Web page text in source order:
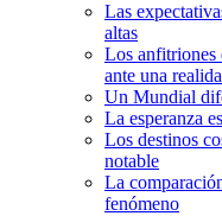
Las
altas
Los anfitriones
ante una
Un Mundial
La esperanza
Los destinos
notable
La
fenómeno